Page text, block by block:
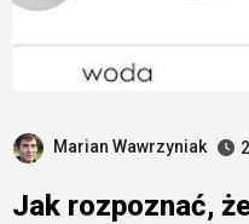
Marian Wawrzyniak
Jak rozpoznać,